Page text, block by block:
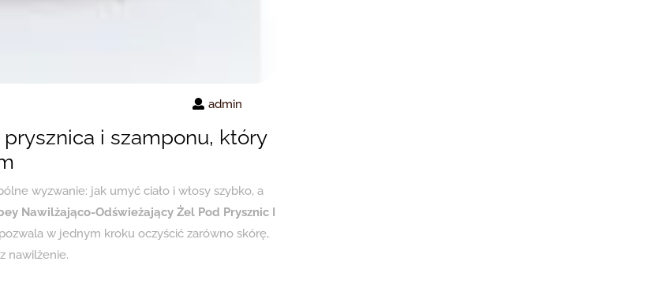
admin
i szamponu, który
wyzwanie: jak umyć ciało i włosy szybko, a
Nawilżająco-Odświeżający Żel Pod Prysznic I
w jednym kroku oczyścić zarówno skórę,
nawilżenie.